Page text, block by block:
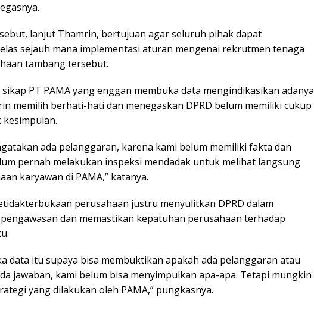
lanjut Thamrin, bertujuan agar seluruh pihak dapat
sejauh mana implementasi aturan mengenai rekrutmen tenaga
tambang tersebut.
PT PAMA yang enggan membuka data mengindikasikan adanya
memilih berhati-hati dan menegaskan DPRD belum memiliki cukup
ada pelanggaran, karena kami belum memiliki fakta dan
pernah melakukan inspeksi mendadak untuk melihat langsung
karyawan di PAMA,” katanya.
perusahaan justru menyulitkan DPRD dalam
dan memastikan kepatuhan perusahaan terhadap
data itu supaya bisa membuktikan apakah ada pelanggaran atau
jawaban, kami belum bisa menyimpulkan apa-apa. Tetapi mungkin
yang dilakukan oleh PAMA,” pungkasnya.